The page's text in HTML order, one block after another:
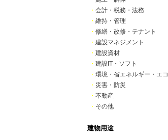
・ 会計・税務・法務
・ 維持・管理
・ 修繕・改修・テナント
・ 建設マネジメント
・ 建設資材
・ 建設IT・ソフト
・ 環境・省エネルギー・エコ
・ 災害・防災
・ 不動産
・ その他
建物用途